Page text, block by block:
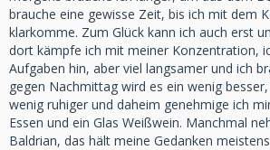
brauche eine gewisse Zeit, bis ich mit dem
klarkomme. Zum Glück kann ich auch erst
dort kämpfe ich mit meiner Konzentration,
Aufgaben hin, aber viel langsamer und ich
gegen Nachmittag wird es ein wenig
wenig ruhiger und daheim genehmige ich
Essen und ein Glas Weißwein. Manchmal
Baldrian, das hält meine Gedanken